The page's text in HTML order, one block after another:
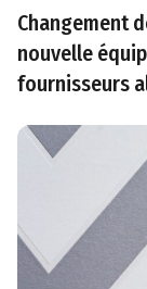
Changement
nouvelle
fournisseurs